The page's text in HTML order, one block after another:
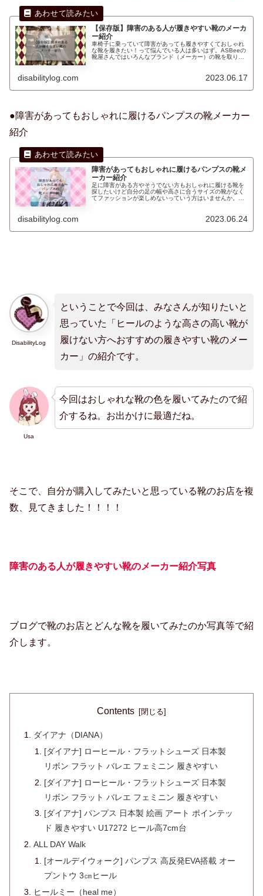
【保存版】障害のある人が履きやすい靴のメーカ
ー紹介
車椅子に乗っていて障害があっても履きやすくておしゃれ
な靴を履きたい！って悩んでいる人は多いはず。ASBeeの
靴屋さんではいろんなブランド（メーカー）の靴を取り扱
disabilitylog.com 2023.06.17
●障害があってもおしゃれに履けるパンプスの靴メーカー
紹介
障害があってもおしゃれに履けるパンプスの靴メ
ーカー紹介
足に障害がある方やそうでない方もおしゃれに履ける靴を
探したいけど自分の足の幅や高さに合うサイズの靴がなく
てファッションが楽しめないっていう方はいませんか。パ
disabilitylog.com 2023.06.24
DisabilityLog
ということで今回は、みなさんが知りたいと
思っていた「ヒールのような高さの高い靴が
履けない方へおすすめの履きやすい靴のメー
カー」の紹介です。
Usa
今回はおしゃれな靴の色を履いてみたので紹
介するね。お出かけに最適だね。
そこで、自分が購入してみたいと思っている靴のお店を複
数、見てきました！！！！
障害のある人が履きやすい靴のメーカー紹介写真
ブログで靴のお店とどんな靴を履いてみたのか写真等で紹
介します。
Contents
ダイアナ（DIANA）
[ダイアナ] ローヒール・フラットシューズ 日本製
リボン フラット バレエ フェミニン 履きやすい
[ダイアナ] ローヒール・フラットシューズ 日本製
リボン フラット バレエ フェミニン 履きやすい
[ダイアナ] パンプス 日本製 絵画 アート ポインテッ
ド 履きやすい U17272 ヒール高7cm台
ALL DAY Walk
[オールデイウォーク] パンプス 高反発EVA搭載 オー
プントウ 3㎝ヒール
ヒールミー（heal me）